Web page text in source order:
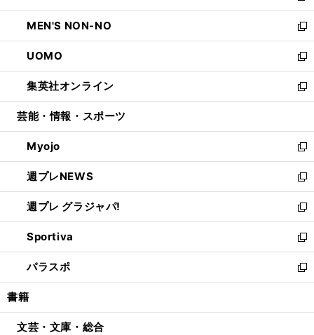
開
く
ウ
で
開
く
ン
ド
ウ
で
開
く
ウ
ィ
ン
ド
ウ
で
開
し
い
ウ
ィ
ン
ド
ウ
開
く
MEN'S NON-NO
新
し
い
ウ
ィ
ン
ウ
で
開
く
UOMO
新
し
い
ウ
ン
ド
ウ
で
開
く
集英社オンライン
新
し
ウ
ィ
ン
ド
ウ
で
開
く
芸能・情報・スポーツ
Myojo
新
し
い
ウ
ィ
ン
ド
ウ
で
開
週プレNEWS
新
し
い
ウ
ィ
ン
ド
ウ
開
週プレ グラジャパ!
新
し
い
ウ
ィ
ン
ウ
Sportiva
新
し
い
ウ
ン
パラスポ
新
し
ウ
書籍
文芸・文庫・総合